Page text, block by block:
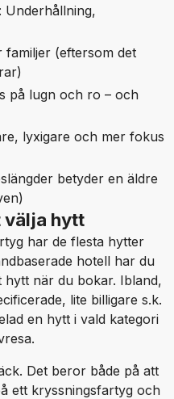
Underhållning,
(eftersom det
på lugn och ro – och
lyxigare och mer fokus
betyder en äldre
välja hytt
har de flesta hytter
hotell har du
hytt när du bokar. Ibland,
lite billigare s.k.
en hytt i vald kategori
Det beror både på att
ett kryssningsfartyg och